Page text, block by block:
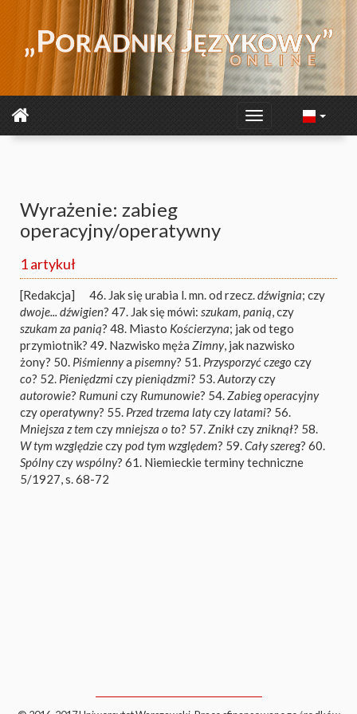
Wyrażenie: zabieg
operacyjny/operatywny
1 artykuł
[Redakcja] 46. Jak się urabia l. mn. od rzecz.dźwignia; czy
dwoje... dźwigien? 47. Jak się mówi: szukam, panią, czy
szukam za panią? 48. Miasto Kościerzyna; jak od tego
przymiotnik? 49. Nazwisko męża Zimny, jak nazwisko
żony? 50. Piśmiennya pisemny? 51. Przysporzyć czego czy
co? 52. Pieniędzmiczypieniądzmi? 53.Autorzyczy
autorowie? Rumuniczy Rumunowie? 54.Zabieg operacyjny
czyoperatywny? 55. Przed trzema latyczylatami? 56.
Mniejsza z tem czymniejsza o to? 57.Znikłczyzniknął? 58.
W tym względzieczypod tym względem? 59.Cały szereg? 60.
Spólnyczywspólny? 61. Niemieckie terminy techniczne
5/1927, s. 68-72